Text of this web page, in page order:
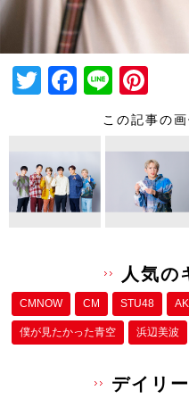
T
er
F
e
b
o
Li
n
nt
e
st
この記事の
人気の
CMNOW CM STU48
僕が⾒たかった⻘空 浜辺美波
デイリ